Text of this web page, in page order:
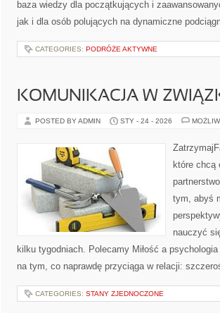
baza wiedzy dla początkujących i
jak i dla osób polujących na dynamiczne
CATEGORIES: PODRÓŻE AKTYWNE
KOMUNIKACJA W
POSTED BY ADMIN STY - 24 - 2026
które chcą
tym, abyś
nauczyć
kilku tygodniach. Polecamy Miłość a
na tym, co naprawdę przyciąga w relacji:
CATEGORIES: STANY ZJEDNOCZONE